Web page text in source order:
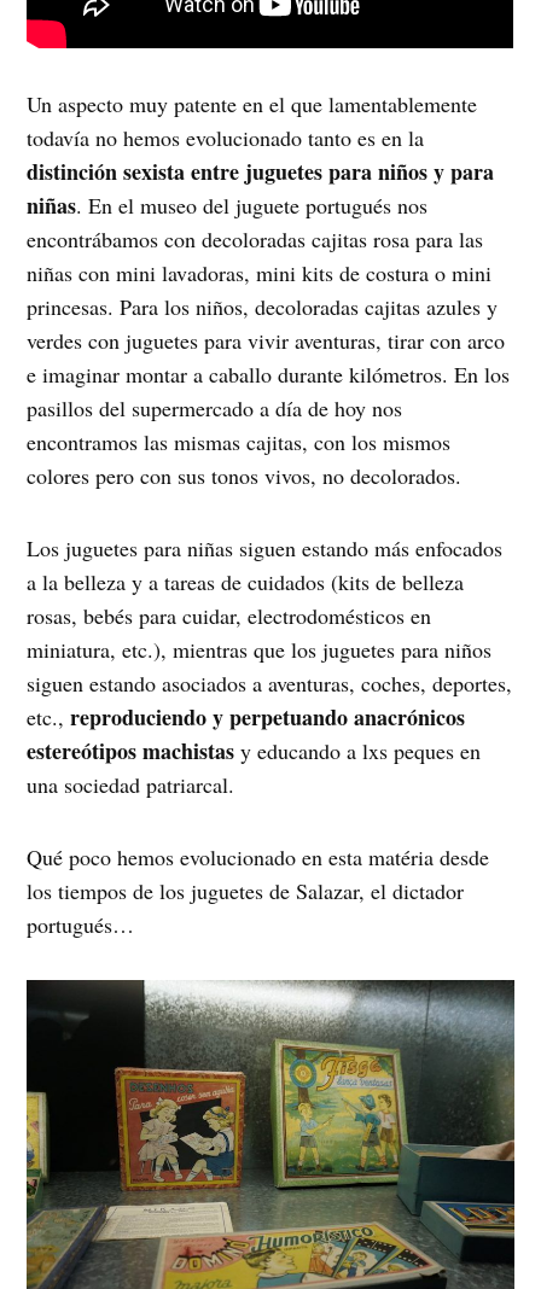
Un aspecto muy patente en el que lamentablemente
todavía no hemos evolucionado tanto es en la
distinción sexista entre juguetes para niños y para
niñas. En el museo del juguete portugués nos
encontrábamos con decoloradas cajitas rosa para las
niñas con mini lavadoras, mini kits de costura o mini
princesas. Para los niños, decoloradas cajitas azules y
verdes con juguetes para vivir aventuras, tirar con arco
e imaginar montar a caballo durante kilómetros. En los
pasillos del supermercado a día de hoy nos
encontramos las mismas cajitas, con los mismos
colores pero con sus tonos vivos, no decolorados.
Los juguetes para niñas siguen estando más enfocados
a la belleza y a tareas de cuidados (kits de belleza
rosas, bebés para cuidar, electrodomésticos en
miniatura, etc.), mientras que los juguetes para niños
siguen estando asociados a aventuras, coches, deportes,
etc.,reproduciendo y perpetuando anacrónicos
estereótipos machistas y educando a lxs peques en
una sociedad patriarcal.
Qué poco hemos evolucionado en esta matéria desde
los tiempos de los juguetes de Salazar, el dictador
portugués…